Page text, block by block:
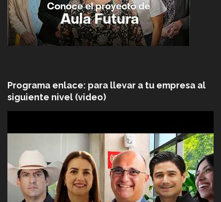
Programa enlace: para llevar a tu empresa al
siguiente nivel (video)